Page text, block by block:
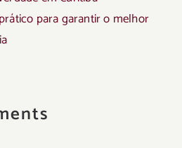
para garantir o melhor